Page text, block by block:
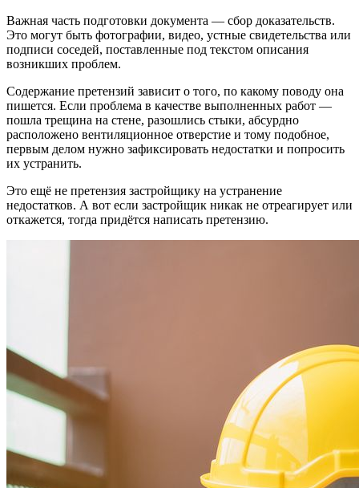
Важная часть подготовки документа — сбор доказательств.
Это могут быть фотографии, видео, устные свидетельства или
подписи соседей, поставленные под текстом описания
возникших проблем.
Содержание претензий зависит о того, по какому поводу она
пишется. Если проблема в качестве выполненных работ —
пошла трещина на стене, разошлись стыки, абсурдно
расположено вентиляционное отверстие и тому подобное,
первым делом нужно зафиксировать недостатки и попросить
их устранить.
Это ещё не претензия застройщику на устранение
недостатков. А вот если застройщик никак не отреагирует или
откажется, тогда придётся написать претензию.